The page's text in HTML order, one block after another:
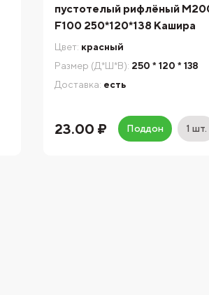
пустотелый рифлёный
F100 250*120*138 Кашира
Цвет: красный
Размер (Д*Ш*В): 250 * 120 * 138
Доставка: есть
23.00 ₽ Поддон 1 шт.